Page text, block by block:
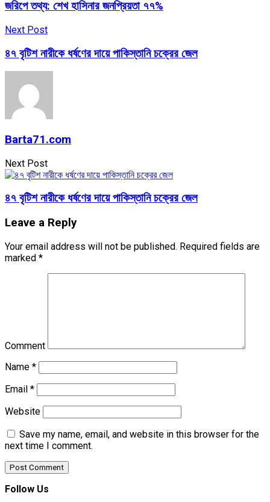
জরিপে তথ্য: শেখ হাসিনার জনপ্রিয়তা ৭৭%
Next Post
৪৭ বৃটিশ নারীকে ধর্ষণের দায়ে পাকিস্তানি চক্রের জেল
Barta71.com
Next Post
৪৭ বৃটিশ নারীকে ধর্ষণের দায়ে পাকিস্তানি চক্রের জেল
Leave a Reply
Your email address will not be published. Required fields are
marked *
Comment
Name *
Email *
Website
Save my name, email, and website in this browser for the
next time I comment.
Follow Us